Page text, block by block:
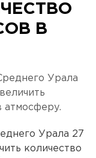
В
Урала
атмосферу.
Урала 27
количество